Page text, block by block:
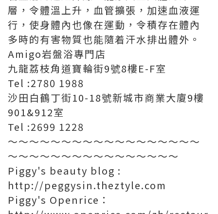
層，令體溫上升，血管擴張，加速血液運
行，使身體內也像在運動，令積存在體內
多時的有害物質也能隨着汗水排出體外。
Amigo岩盤浴專門店
九龍荔枝角道寶輪街9號8樓E-F室
Tel :2780 1988
沙田白鶴丁街10-18號新城市商業大廈9樓
901&912室
Tel :2699 1228
～～～～～～～～～～～～～～～～～～
～～～～～～～～～～～～～～～～
Piggy's beauty blog :
http://peggysin.theztyle.com
Piggy's Openrice：